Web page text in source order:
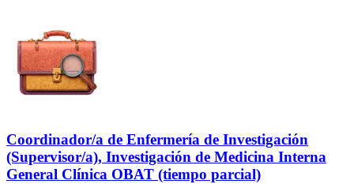
Coordinador/a de Enfermería de Investigación
(Supervisor/a), Investigación de Medicina Interna
General Clínica OBAT (tiempo parcial)